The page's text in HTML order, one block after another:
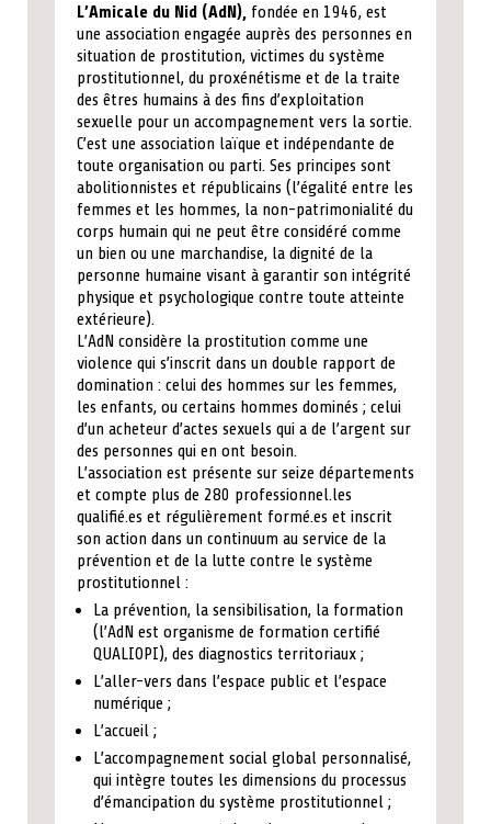
L’Amicale du Nid (AdN), fondée en 1946, est
une association engagée auprès des personnes en
situation de prostitution, victimes du système
prostitutionnel, du proxénétisme et de la traite
des êtres humains à des fins d’exploitation
sexuelle pour un accompagnement vers la sortie.
C’est une association laïque et indépendante de
toute organisation ou parti. Ses principes sont
abolitionnistes et républicains (l’égalité entre les
femmes et les hommes, la non-patrimonialité du
corps humain qui ne peut être considéré comme
un bien ou une marchandise, la dignité de la
personne humaine visant à garantir son intégrité
physique et psychologique contre toute atteinte
extérieure).
L’AdN considère la prostitution comme une
violence qui s’inscrit dans un double rapport de
domination : celui des hommes sur les femmes,
les enfants, ou certains hommes dominés ; celui
d’un acheteur d’actes sexuels qui a de l’argent sur
des personnes qui en ont besoin.
L’association est présente sur seize départements
et compte plus de 280 professionnel.les
qualifié.es et régulièrement formé.es et inscrit
son action dans un continuum au service de la
prévention et de la lutte contre le système
prostitutionnel :
La prévention, la sensibilisation, la formation
(l’AdN est organisme de formation certifié
QUALIOPI), des diagnostics territoriaux ;
L’aller-vers dans l’espace public et l’espace
numérique ;
L’accueil ;
L’accompagnement social global personnalisé,
qui intègre toutes les dimensions du processus
d’émancipation du système prostitutionnel ;